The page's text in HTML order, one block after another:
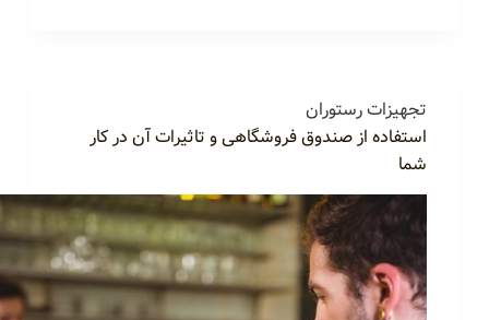
تجهیزات رستوران
استفاده از صندوق فروشگاهی و تاثیرات آن در کار
شما